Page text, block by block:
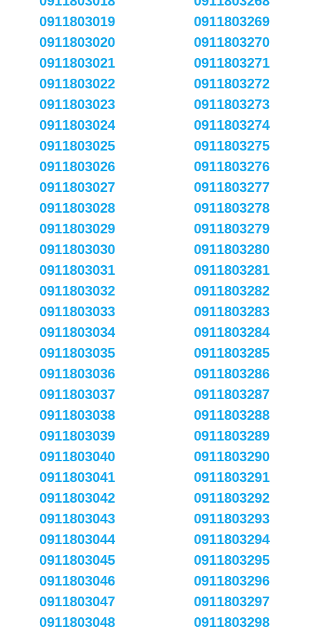
0911803019
0911803020
0911803021
0911803022
0911803023
0911803024
0911803025
0911803026
0911803027
0911803028
0911803029
0911803030
0911803031
0911803032
0911803033
0911803034
0911803035
0911803036
0911803037
0911803038
0911803039
0911803040
0911803041
0911803042
0911803043
0911803044
0911803045
0911803046
0911803047
0911803048
0911803269
0911803270
0911803271
0911803272
0911803273
0911803274
0911803275
0911803276
0911803277
0911803278
0911803279
0911803280
0911803281
0911803282
0911803283
0911803284
0911803285
0911803286
0911803287
0911803288
0911803289
0911803290
0911803291
0911803292
0911803293
0911803294
0911803295
0911803296
0911803297
0911803298